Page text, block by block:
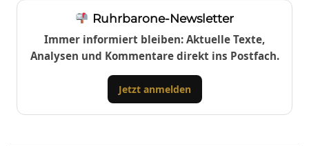
Ruhrbarone-Newsletter
Immer informiert bleiben: Aktuelle Texte,
Analysen und Kommentare direkt ins Postfach.
Jetzt anmelden